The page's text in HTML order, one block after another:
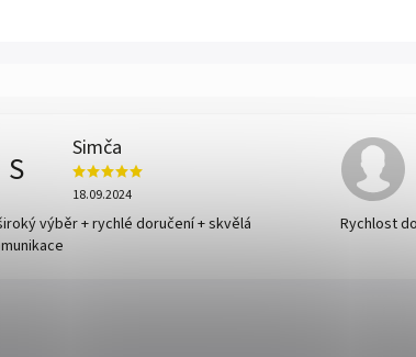
S
Simča
18.09.2024
výběr + rychlé doručení + skvělá
Rychlost